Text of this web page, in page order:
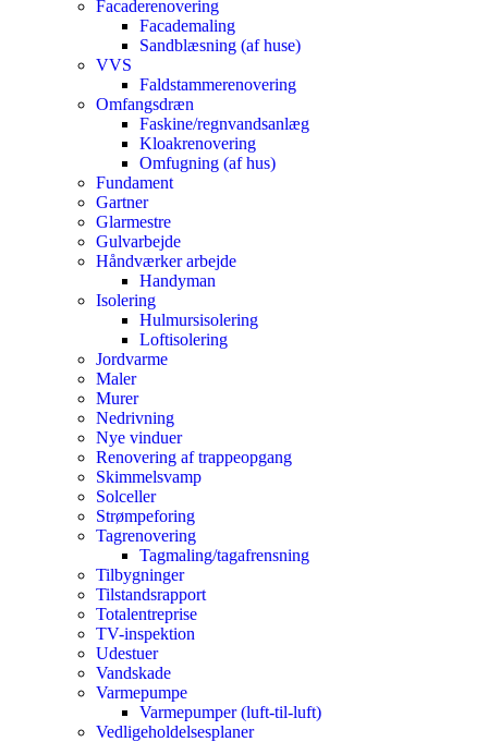
Facaderenovering
Facademaling
Sandblæsning (af huse)
VVS
Faldstammerenovering
Omfangsdræn
Faskine/regnvandsanlæg
Kloakrenovering
Omfugning (af hus)
Fundament
Gartner
Glarmestre
Gulvarbejde
Håndværker arbejde
Handyman
Isolering
Hulmursisolering
Loftisolering
Jordvarme
Maler
Murer
Nedrivning
Nye vinduer
Renovering af trappeopgang
Skimmelsvamp
Solceller
Strømpeforing
Tagrenovering
Tagmaling/tagafrensning
Tilbygninger
Tilstandsrapport
Totalentreprise
TV-inspektion
Udestuer
Vandskade
Varmepumpe
Varmepumper (luft-til-luft)
Vedligeholdelsesplaner